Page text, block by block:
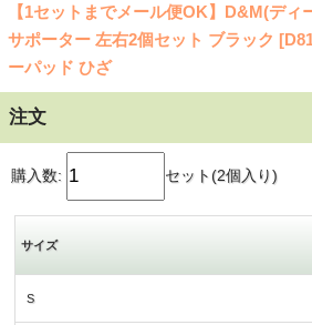
【1セットまでメール便OK】D&M(ディ
サポーター 左右2個セット ブラック
ーパッド ひざ
注文
購入数: セット(2個入り)
サイズ
S